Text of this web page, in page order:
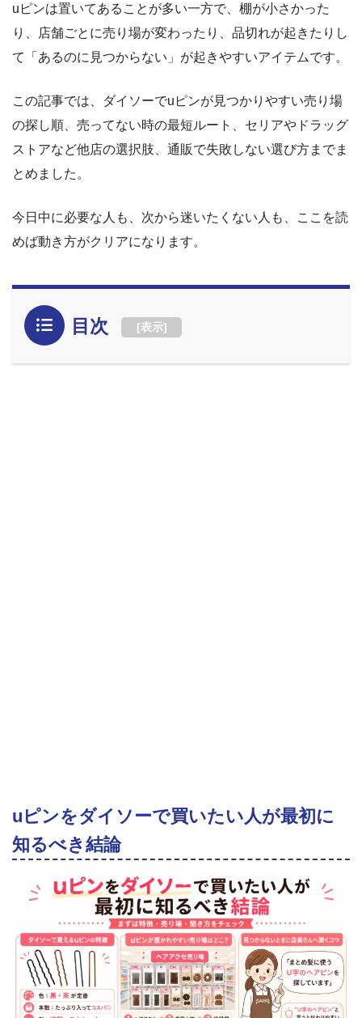
uピンは置いてあることが多い一方で、棚が小さかった
り、店舗ごとに売り場が変わったり、品切れが起きたりし
て「あるのに見つからない」が起きやすいアイテムです。
この記事では、ダイソーでuピンが見つかりやすい売り場
の探し順、売ってない時の最短ルート、セリアやドラッグ
ストアなど他店の選択肢、通販で失敗しない選び方までま
とめました。
今日中に必要な人も、次から迷いたくない人も、ここを読
めば動き方がクリアになります。
目次 [表示]
uピンをダイソーで買いたい人が最初に
知るべき結論